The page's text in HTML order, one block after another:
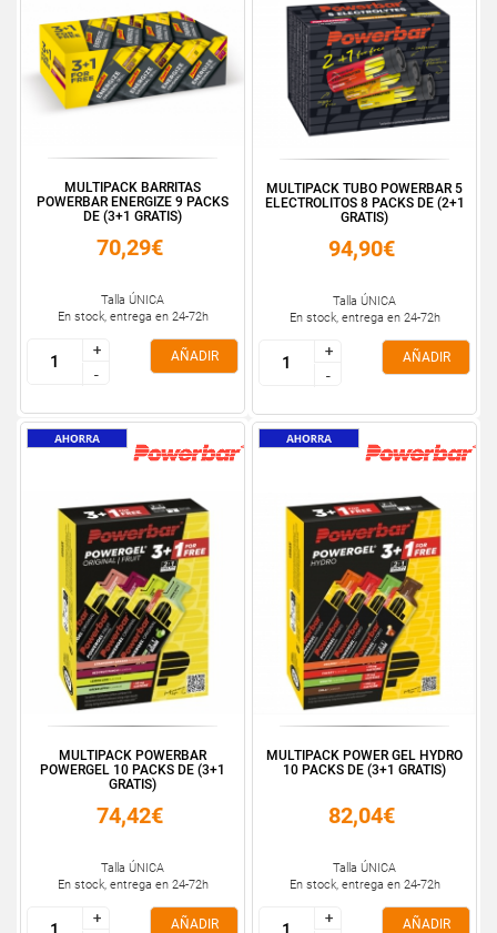
MULTIPACK BARRITAS
POWERBAR ENERGIZE 9 PACKS
DE (3+1 GRATIS)
70,29€
Talla ÚNICA
En stock, entrega en 24-72h
+
-
+
-
AÑADIR
MULTIPACK TUBO POWERBAR 5
ELECTROLITOS 8 PACKS DE (2+1
GRATIS)
94,90€
Talla ÚNICA
En stock, entrega en 24-72h
+
-
+
-
AÑADIR
MULTIPACK POWERBAR
POWERGEL 10 PACKS DE (3+1
GRATIS)
74,42€
Talla ÚNICA
En stock, entrega en 24-72h
+
+
AÑADIR
MULTIPACK POWER GEL HYDRO
10 PACKS DE (3+1 GRATIS)
82,04€
Talla ÚNICA
En stock, entrega en 24-72h
+
+
AÑADIR